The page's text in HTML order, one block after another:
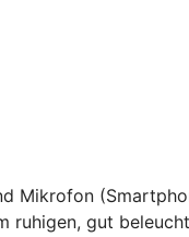
Mikrofon
ruhigen, gut